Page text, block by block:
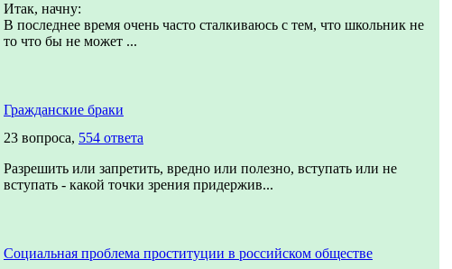
Итак, начну:
В последнее время очень часто сталкиваюсь с тем, что школьник не
то что бы не может ...
Гражданские браки
23 вопроса, 554 ответа
Разрешить или запретить, вредно или полезно, вступать или не
вступать - какой точки зрения придержив...
Социальная проблема проституции в российском обществе